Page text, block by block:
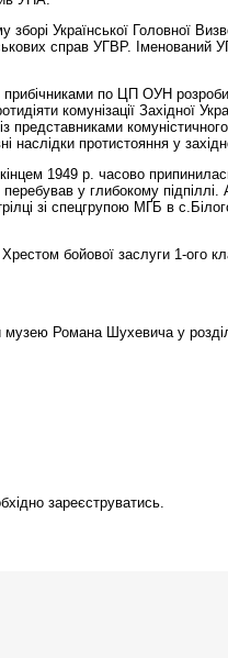
зборі Української Головної
справ УГВР. Іменований
по ЦП ОУН
комунізації Західної
представниками
протистояння у
1949 р. часово
у глибокому підпіллі.
зі спeцгрупою МҐБ в
бойової заслуги 1-ого
музею Романа Шухевича у
зареєструватись.